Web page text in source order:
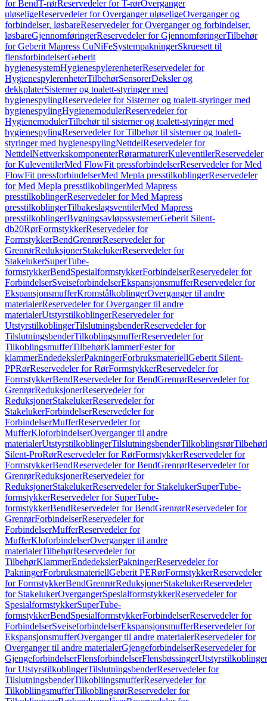
for BendT-rørReservedeler for T-rørOverganger
uløseligeReservedeler for Overganger uløseligeOverganger og
forbindelser, løsbareReservedeler for Overganger og forbindelser,
løsbareGjennomføringerReservedeler for GjennomføringerTilbehør
for Geberit Mapress CuNiFeSystempakningerSkruesett til
flensforbindelserGeberit
hygienesystemHygienespylerenheterReservedeler for
HygienespylerenheterTilbehørSensorerDeksler og
dekkplaterSisterner og toalett-styringer med
hygienespylingReservedeler for Sisterner og toalett-styringer med
hygienespylingHygienemodulerReservedeler for
HygienemodulerTilbehør til sisterner og toalett-styringer med
hygienespylingReservedeler for Tilbehør til sisterner og toalett-
styringer med hygienespylingNettdelReservedeler for
NettdelNettverkskomponenterRørarmaturerKuleventilerReservedeler
for KuleventilerMed FlowFit pressforbindelserReservedeler for Med
FlowFit pressforbindelserMed Mepla presstilkoblingerReservedeler
for Med Mepla presstilkoblingerMed Mapress
presstilkoblingerReservedeler for Med Mapress
presstilkoblingerTilbakeslagsventilerMed Mapress
presstilkoblingerBygningsavløpssystemerGeberit Silent-
db20RørFormstykkerReservedeler for
FormstykkerBendGrenrørReservedeler for
GrenrørReduksjonerStakelukerReservedeler for
StakelukerSuperTube-
formstykkerBendSpesialformstykkerForbindelserReservedeler for
ForbindelserSveiseforbindelserEkspansjonsmufferReservedeler for
EkspansjonsmufferKromstålkoblingerOverganger til andre
materialerReservedeler for Overganger til andre
materialerUtstyrstilkoblingerReservedeler for
UtstyrstilkoblingerTilslutningsbenderReservedeler for
TilslutningsbenderTilkoblingsmufferReservedeler for
TilkoblingsmufferTilbehørKlammerFester for
klammerEndedekslerPakningerForbruksmateriellGeberit Silent-
PPRørReservedeler for RørFormstykkerReservedeler for
FormstykkerBendReservedeler for BendGrenrørReservedeler for
GrenrørReduksjonerReservedeler for
ReduksjonerStakelukerReservedeler for
StakelukerForbindelserReservedeler for
ForbindelserMufferReservedeler for
MufferKloforbindelserOverganger til andre
materialerUtstyrstilkoblingerTilslutningsbenderTilkoblingsrørTilbehør
Silent-ProRørReservedeler for RørFormstykkerReservedeler for
FormstykkerBendReservedeler for BendGrenrørReservedeler for
GrenrørReduksjonerReservedeler for
ReduksjonerStakelukerReservedeler for StakelukerSuperTube-
formstykkerReservedeler for SuperTube-
formstykkerBendReservedeler for BendGrenrørReservedeler for
GrenrørForbindelserReservedeler for
ForbindelserMufferReservedeler for
MufferKloforbindelserOverganger til andre
materialerTilbehørReservedeler for
TilbehørKlammerEndedekslerPakningerReservedeler for
PakningerForbruksmateriellGeberit PERørFormstykkerReservedeler
for FormstykkerBendGrenrørReduksjonerStakelukerReservedeler
for StakelukerOvergangerSpesialformstykkerReservedeler for
SpesialformstykkerSuperTube-
formstykkerBendSpesialformstykkerForbindelserReservedeler for
ForbindelserSveiseforbindelserEkspansjonsmufferReservedeler for
EkspansjonsmufferOverganger til andre materialerReservedeler for
Overganger til andre materialerGjengeforbindelserReservedeler for
GjengeforbindelserFlensforbindelserFlensbøssingerUtstyrstilkoblinger
for UtstyrstilkoblingerTilslutningsbenderReservedeler for
TilslutningsbenderTilkobliingsmufferReservedeler for
TilkobliingsmufferTilkoblingsrørReservedeler for